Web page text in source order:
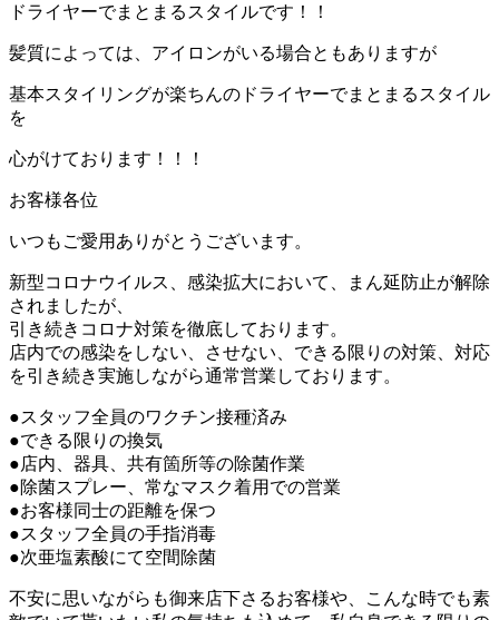
ドライヤーでまとまるスタイルです！！
髪質によっては、アイロンがいる場合ともありますが
基本スタイリングが楽ちんのドライヤーでまとまるスタイル
を
心がけております！！！
お客様各位
いつもご愛用ありがとうございます。
新型コロナウイルス、感染拡大において、まん延防止が解除
されましたが、
引き続きコロナ対策を徹底しております。
店内での感染をしない、させない、できる限りの対策、対応
を引き続き実施しながら通常営業しております。
●スタッフ全員のワクチン接種済み
●できる限りの換気
●店内、器具、共有箇所等の除菌作業
●除菌スプレー、常なマスク着用での営業
●お客様同士の距離を保つ
●スタッフ全員の手指消毒
●次亜塩素酸にて空間除菌
不安に思いながらも御来店下さるお客様や、こんな時でも素